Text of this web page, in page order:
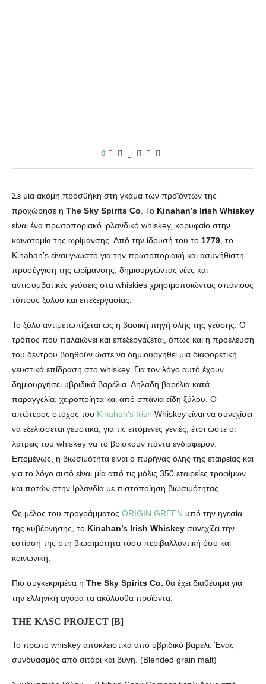
0
Σε μια ακόμη προσθήκη στη γκάμα των προϊόντων της
προχώρησε η The Sky Spirits Co . Το Kinahan’s Irish Whiskey
είναι ένα πρωτοποριακό ιρλανδικό whiskey, κορυφαίο στην
καινοτομία της ωρίμανσης. Από την ίδρυσή του το 1779 , το
Kinahan’s είναι γνωστό για την πρωτοποριακή και ασυνήθιστη
προσέγγιση της ωρίμανσης, δημιουργώντας νέες και
αντισυμβατικές γεύσεις στα whiskies χρησιμοποιώντας σπάνιους
τύπους ξύλου και επεξεργασίας.
Το ξύλο αντιμετωπίζεται ως η βασική πηγή όλης της γεύσης. Ο
τρόπος που παλαιώνει και επεξεργάζεται, όπως και η προέλευση
του δέντρου βοηθούν ώστε να δημιουργηθεί μια διαφορετική
γευστικά επίδραση στο whiskey. Για τον λόγο αυτό έχουν
δημιουργήσει υβριδικά βαρέλια. Δηλαδή βαρέλια κατά
παραγγελία, χειροποίητα και από σπάνια είδη ξύλου. Ο
απώτερος στόχος του Kinahan’s Irish Whiskey είναι να συνεχίσει
να εξελίσσεται γευστικά, για τις επόμενες γενιές, έτσι ώστε οι
λάτρεις του whiskey να το βρίσκουν πάντα ενδιαφέρον.
Επομένως, η βιωσιμότητα είναι ο πυρήνας όλης της εταιρείας και
για το λόγο αυτό είναι μία από τις μόλις 350 εταιρείες τροφίμων
και ποτών στην Ιρλανδία με πιστοποίηση βιωσιμότητας.
Ως μέλος του προγράμματος ORIGIN GREEN υπό την ηγεσία
της κυβέρνησης, το Kinahan’s Irish Whiskey συνεχίζει την
εστίασή της στη βιωσιμότητα τόσο περιβαλλοντική όσο και
κοινωνική.
Πιο συγκεκριμένα η The Sky Spirits Co. θα έχει διαθέσιμα για
την ελληνική αγορά τα ακόλουθα προϊόντα:
THE KASC PROJECT [B]
Το πρώτο whiskey αποκλειστικά από υβριδικό βαρέλι. Ένας
συνδυασμός από σιτάρι και βύνη. (Blended grain malt)